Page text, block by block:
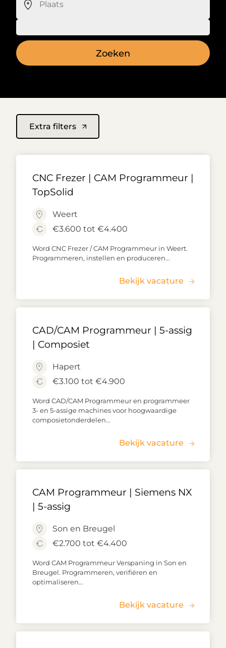
besturingen, 3D CAM-programmering
(bijvoorbeeld Edgecam) en verspaning van RVS
en andere hoogwaardige materialen binnen de
machinebouw en high mix–low volume
omgevingen. Onze redactie analyseert continu
nieuwe vacatures op gevraagde skills,
opleidingskansen. Gebruik deze pagina als
startpunt om gericht te filteren op regio, sector
en ervaringsniveau en ontdek welke CAD/CAM
Extra filters
CNC Frezer | CAM Programmeur |
TopSolid
Weert
€3.600 tot €4.400
Word CNC Frezer / CAM Programmeur in Weert.
Programmeren, instellen en produceren...
Bekijk vacature
CAD/CAM Programmeur | 5-assig
| Composiet
Hapert
€3.100 tot €4.900
Word CAD/CAM Programmeur en programmeer
3- en 5-assige machines voor hoogwaardige
composietonderdelen...
Bekijk vacature
CAM Programmeur | Siemens NX
| 5-assig
Son en Breugel
€2.700 tot €4.400
Word CAM Programmeur Verspaning in Son en
Breugel. Programmeren, verifiëren en
optimaliseren...
Bekijk vacature